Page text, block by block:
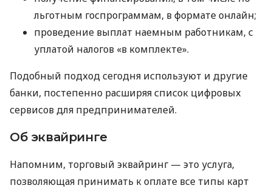
льготным госпрограммам, в формате онлайн;
проведение выплат наемным работникам, с
уплатой налогов «в комплекте».
Подобный подход сегодня используют и другие
банки, постепенно расширяя список цифровых
сервисов для предпринимателей.
Об эквайринге
Напомним, торговый эквайринг — это услуга,
позволяющая принимать к оплате все типы карт